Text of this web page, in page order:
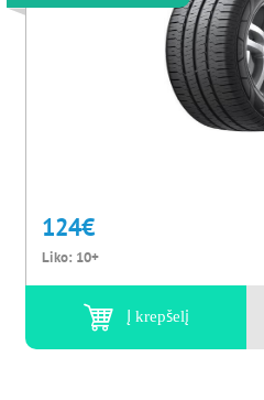
124€
Liko: 10+
Į krepšelį